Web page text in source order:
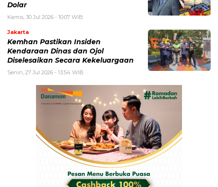
Dolar
Kamis, 30 Jul 2026 - 10:07 WIB
Jakarta
Kemhan Pastikan Insiden
Kendaraan Dinas dan Ojol
Diselesaikan Secara Kekeluargaan
Senin, 27 Jul 2026 - 13:54 WIB